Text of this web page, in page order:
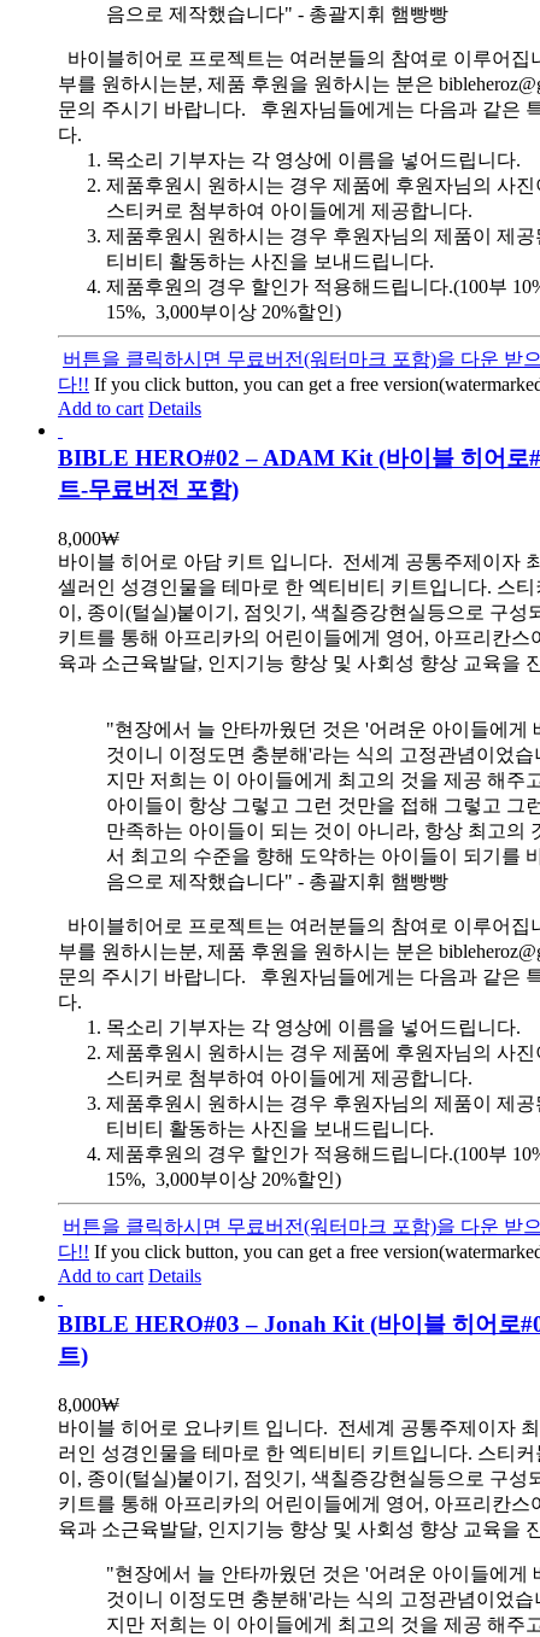
음으로 제작했습니다" - 총괄지휘 햄빵빵
바이블히어로 프로젝트는 여러분들의 참여로 이루어집
부를 원하시는분, 제품 후원을 원하시는 분은
문의 주시기 바랍니다. 후원자님들에게는 다음과 같은
다.
목소리 기부자는 각 영상에 이름을 넣어드립니다.
제품후원시 원하시는 경우 제품에 후원자님의 사
스티커로 첨부하여 아이들에게 제공합니다.
제품후원시 원하시는 경우 후원자님의 제품이 제
티비티 활동하는 사진을 보내드립니다.
제품후원의 경우 할인가 적용해드립니다.(100부
15%, 3,000부이상 20%할인)
버튼을 클릭하시면 무료버전(워터마크 포함)을 다운 받
다!! If you click button, you can get a free
Add to cart Details
BIBLE HERO#02 – ADAM Kit (바이블 히어로
트-무료버전 포함)
8,000₩
바이블 히어로 아담 키트 입니다. 전세계 공통주제이자
셀러인 성경인물을 테마로 한 엑티비티 키트입니다. 스
이, 종이(털실)붙이기, 점잇기, 색칠증강현실등으로 구성
키트를 통해 아프리카의 어린이들에게 영어, 아프리칸스
육과 소근육발달, 인지기능 향상 및 사회성 향상 교육을
"현장에서 늘 안타까웠던 것은 '어려운 아이들에게
것이니 이정도면 충분해'라는 식의 고정관념이었습
지만 저희는 이 아이들에게 최고의 것을 제공 해주
아이들이 항상 그렇고 그런 것만을 접해 그렇고 그
만족하는 아이들이 되는 것이 아니라, 항상 최고의
서 최고의 수준을 향해 도약하는 아이들이 되기를
음으로 제작했습니다" - 총괄지휘 햄빵빵
바이블히어로 프로젝트는 여러분들의 참여로 이루어집
부를 원하시는분, 제품 후원을 원하시는 분은
문의 주시기 바랍니다. 후원자님들에게는 다음과 같은
다.
목소리 기부자는 각 영상에 이름을 넣어드립니다.
제품후원시 원하시는 경우 제품에 후원자님의 사
스티커로 첨부하여 아이들에게 제공합니다.
제품후원시 원하시는 경우 후원자님의 제품이 제
티비티 활동하는 사진을 보내드립니다.
제품후원의 경우 할인가 적용해드립니다.(100부
15%, 3,000부이상 20%할인)
버튼을 클릭하시면 무료버전(워터마크 포함)을 다운 받
다!! If you click button, you can get a free
Add to cart Details
BIBLE HERO#03 – Jonah Kit (바이블 히어로
트)
8,000₩
바이블 히어로 요나키트 입니다. 전세계 공통주제이자
러인 성경인물을 테마로 한 엑티비티 키트입니다. 스티
이, 종이(털실)붙이기, 점잇기, 색칠증강현실등으로 구성
키트를 통해 아프리카의 어린이들에게 영어, 아프리칸스
육과 소근육발달, 인지기능 향상 및 사회성 향상 교육을
"현장에서 늘 안타까웠던 것은 '어려운 아이들에게
것이니 이정도면 충분해'라는 식의 고정관념이었습
지만 저희는 이 아이들에게 최고의 것을 제공 해주